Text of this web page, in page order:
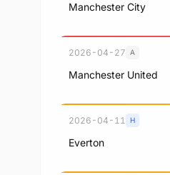
Manchester City
2026-04-27 A
Manchester United
2026-04-11 H
Everton